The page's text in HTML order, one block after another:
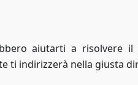
aiutarti a risolvere
ti indirizzerà nella giusta